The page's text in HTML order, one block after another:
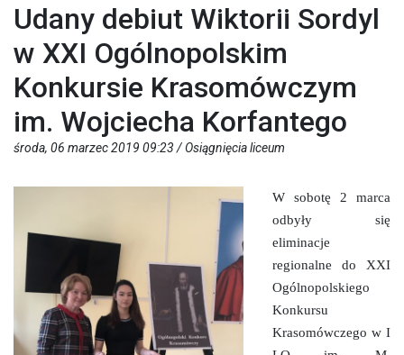
Udany debiut Wiktorii Sordyl
w XXI Ogólnopolskim
Konkursie Krasomówczym
im. Wojciecha Korfantego
środa, 06 marzec 2019 09:23 /Osiągnięcia liceum
W sobotę 2 marca
odbyły się
eliminacje
regionalne do XXI
Ogólnopolskiego
Konkursu
Krasomówczego w I